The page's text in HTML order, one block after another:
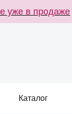
в продаже
Каталог